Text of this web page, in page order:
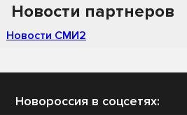
Новости партнеров
Новости СМИ2
Новороссия в соцсетях: